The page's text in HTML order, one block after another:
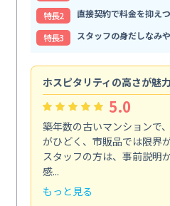
特⻑2
直接契約で料金を抑え
特⻑3
スタッフの身だしなみ
ホスピタリティの高さが魅力
5.0
築年数の古いマンションで
がひどく、市販品では限界
スタッフの方は、事前説明
感...
もっと見る